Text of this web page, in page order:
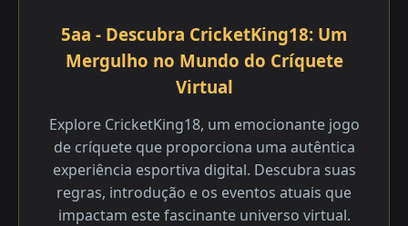
5aa - Descubra CricketKing18: Um
Mergulho no Mundo do Críquete
Virtual
Explore CricketKing18, um emocionante jogo
de críquete que proporciona uma autêntica
experiência esportiva digital. Descubra suas
regras, introdução e os eventos atuais que
impactam este fascinante universo virtual.